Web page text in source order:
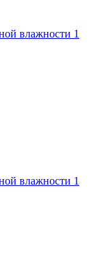
влажности 1
влажности 1